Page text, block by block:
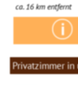
ca. 16 km entfernt
Privatzimmer in